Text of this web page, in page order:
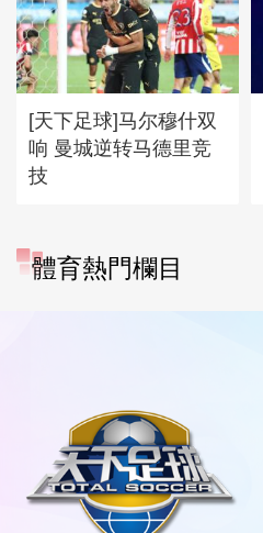
[天下足球]马尔穆什双
响 曼城逆转马德里竞
技
體育熱門欄目